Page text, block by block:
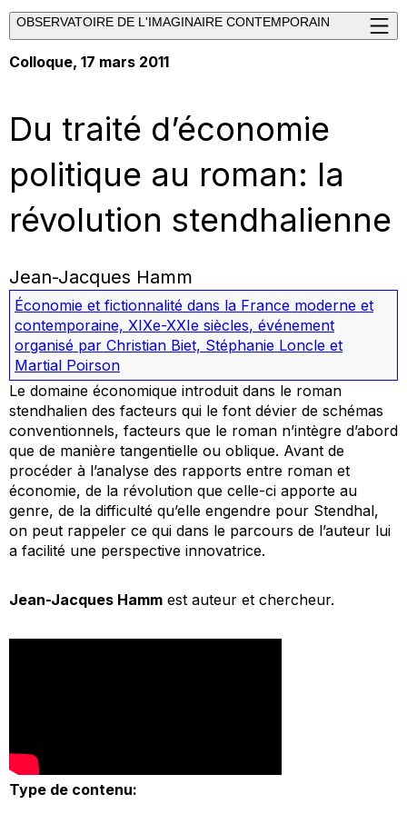
OBSERVATOIRE DE L'IMAGINAIRE CONTEMPORAIN
Colloque, 17 mars 2011
Du traité d’économie
politique au roman: la
révolution stendhalienne
Jean-Jacques Hamm
Économie et fictionnalité dans la France moderne et
contemporaine, XIXe-XXIe siècles, événement
organisé par Christian Biet, Stéphanie Loncle et
Martial Poirson
Le domaine économique introduit dans le roman
stendhalien des facteurs qui le font dévier de schémas
conventionnels, facteurs que le roman n’intègre d’abord
que de manière tangentielle ou oblique. Avant de
procéder à l’analyse des rapports entre roman et
économie, de la révolution que celle-ci apporte au
genre, de la difficulté qu’elle engendre pour Stendhal,
on peut rappeler ce qui dans le parcours de l’auteur lui
a facilité une perspective innovatrice.
Jean-Jacques Hamm est auteur et chercheur.
Type de contenu: